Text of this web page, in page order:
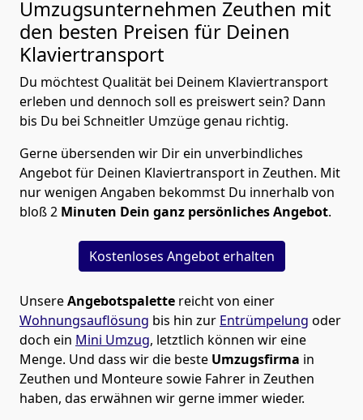
Umzugsunternehmen Zeuthen mit
den besten Preisen für Deinen
Klaviertransport
Du möchtest Qualität bei Deinem Klaviertransport
erleben und dennoch soll es preiswert sein? Dann
bis Du bei Schneitler Umzüge genau richtig.
Gerne übersenden wir Dir ein unverbindliches
Angebot für Deinen Klaviertransport in Zeuthen. Mit
nur wenigen Angaben bekommst Du innerhalb von
bloß 2 Minuten Dein ganz persönliches Angebot.
Kostenloses Angebot erhalten
UnsereAngebotspalette reicht von einer
Wohnungsauflösung bis hin zur Entrümpelung oder
doch ein Mini Umzug, letztlich können wir eine
Menge. Und dass wir die beste Umzugsfirma in
Zeuthen und Monteure sowie Fahrer in Zeuthen
haben, das erwähnen wir gerne immer wieder.